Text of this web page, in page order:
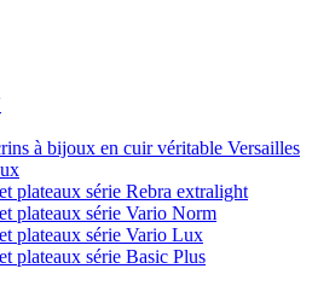
à bijoux en cuir véritable Versailles
plateaux série Rebra extralight
plateaux série Vario Norm
plateaux série Vario Lux
plateaux série Basic Plus